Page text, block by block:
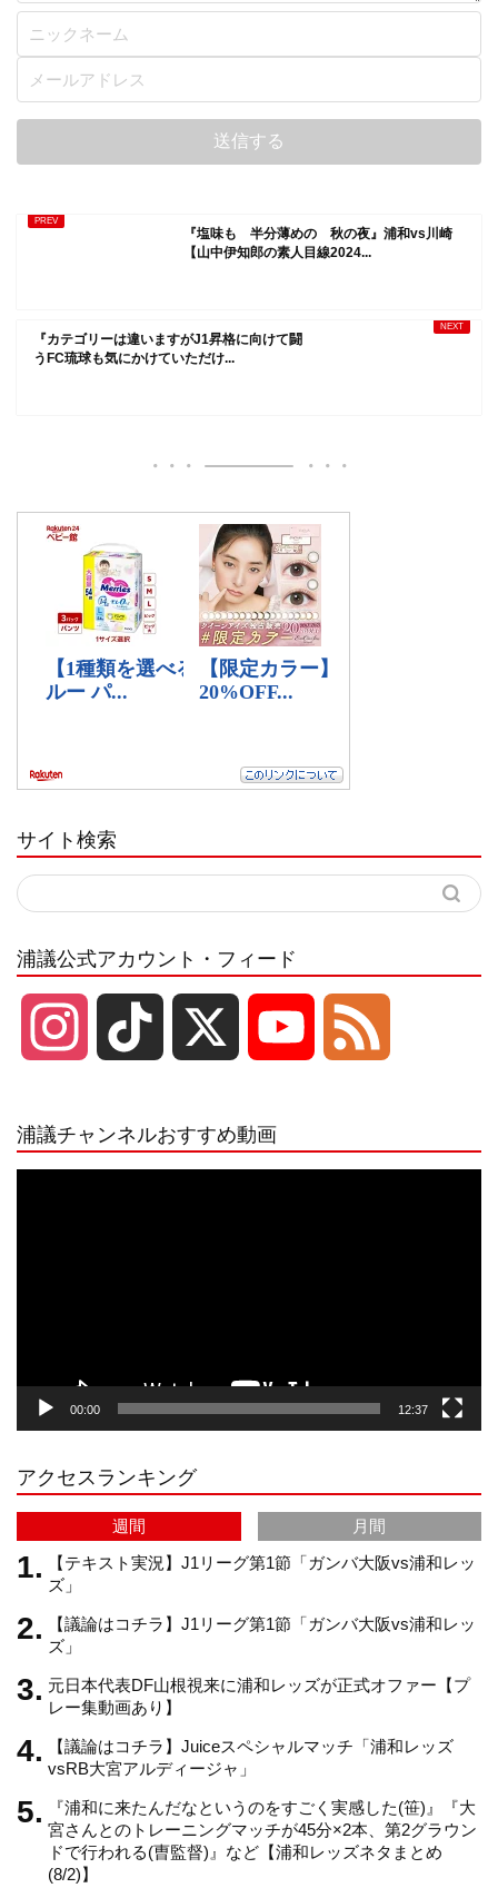
『塩味も 半分薄めの 秋の夜』浦和vs川崎
【山中伊知郎の素人目線2024...
『カテゴリーは違いますがJ1昇格に向けて闘
うFC琉球も気にかけていただけ...
サイト検索
浦議公式アカウント・フィード
r
a
m
e
C
h
a
n
e
浦議チャンネルおすすめ動画
00:00 12:37
アクセスランキング
週間
月間
【テキスト実況】J1リーグ第1節「ガンバ大阪vs浦和レッ
ズ」
【議論はコチラ】J1リーグ第1節「ガンバ大阪vs浦和レッ
ズ」
元日本代表DF山根視来に浦和レッズが正式オファー【プ
レー集動画あり】
【議論はコチラ】Juiceスペシャルマッチ「浦和レッズ
vsRB大宮アルディージャ」
『浦和に来たんだなというのをすごく実感した(笹)』『大
宮さんとのトレーニングマッチが45分×2本、第2グラウン
ドで行われる(曺監督)』など【浦和レッズネタまとめ
(8/2)】